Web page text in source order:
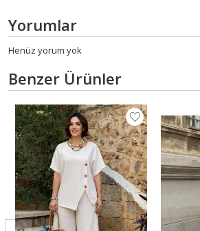
Yorumlar
Henüz yorum yok
Benzer Ürünler